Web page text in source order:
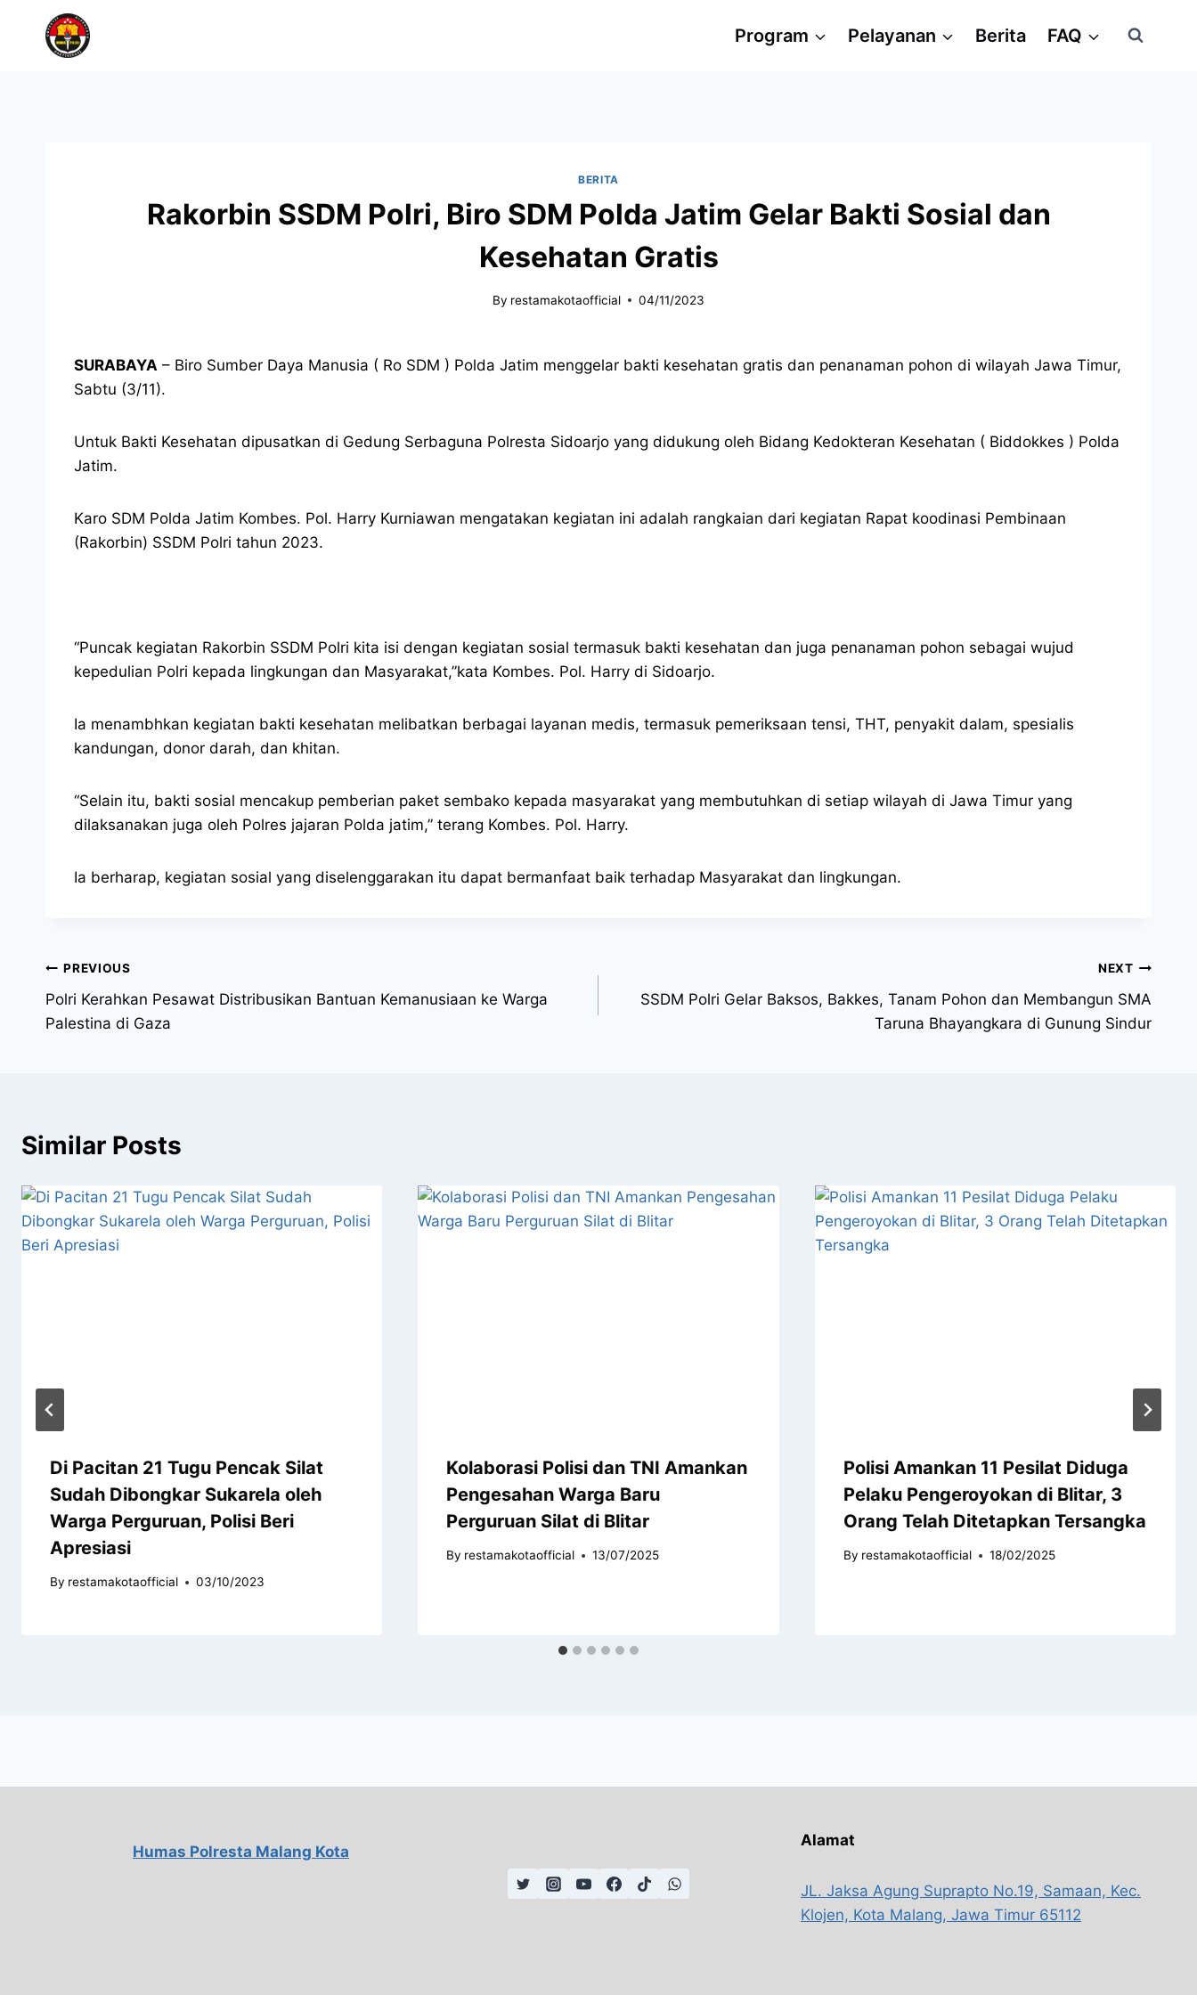
Program Pelayanan Berita FAQ
BERITA
Rakorbin SSDM Polri, Biro SDM Polda Jatim Gelar Bakti Sosial dan
Kesehatan Gratis
By restamakotaofficial 04/11/2023
SURABAYA – Biro Sumber Daya Manusia ( Ro SDM ) Polda Jatim menggelar bakti kesehatan gratis dan penanaman pohon di wilayah Jawa Timur,
Sabtu (3/11).
Untuk Bakti Kesehatan dipusatkan di Gedung Serbaguna Polresta Sidoarjo yang didukung oleh Bidang Kedokteran Kesehatan ( Biddokkes ) Polda
Jatim.
Karo SDM Polda Jatim Kombes. Pol. Harry Kurniawan mengatakan kegiatan ini adalah rangkaian dari kegiatan Rapat koodinasi Pembinaan
(Rakorbin) SSDM Polri tahun 2023.
“Puncak kegiatan Rakorbin SSDM Polri kita isi dengan kegiatan sosial termasuk bakti kesehatan dan juga penanaman pohon sebagai wujud
kepedulian Polri kepada lingkungan dan Masyarakat,”kata Kombes. Pol. Harry di Sidoarjo.
Ia menambhkan kegiatan bakti kesehatan melibatkan berbagai layanan medis, termasuk pemeriksaan tensi, THT, penyakit dalam, spesialis
kandungan, donor darah, dan khitan.
“Selain itu, bakti sosial mencakup pemberian paket sembako kepada masyarakat yang membutuhkan di setiap wilayah di Jawa Timur yang
dilaksanakan juga oleh Polres jajaran Polda jatim,” terang Kombes. Pol. Harry.
Ia berharap, kegiatan sosial yang diselenggarakan itu dapat bermanfaat baik terhadap Masyarakat dan lingkungan.
PREVIOUS
Polri Kerahkan Pesawat Distribusikan Bantuan Kemanusiaan ke Warga
Palestina di Gaza
NEXT
SSDM Polri Gelar Baksos, Bakkes, Tanam Pohon dan Membangun SMA
Taruna Bhayangkara di Gunung Sindur
Similar Posts
Di Pacitan 21 Tugu Pencak Silat
Sudah Dibongkar Sukarela oleh
Warga Perguruan, Polisi Beri
Apresiasi
By restamakotaofficial 03/10/2023
Kolaborasi Polisi dan TNI Amankan
Pengesahan Warga Baru
Perguruan Silat di Blitar
By restamakotaofficial 13/07/2025
Polisi Amankan 11 Pesilat Diduga
Pelaku Pengeroyokan di Blitar, 3
Orang Telah Ditetapkan Tersangka
By restamakotaofficial 18/02/2025
Humas Polresta Malang Kota
Alamat
JL. Jaksa Agung Suprapto No.19, Samaan, Kec.
Klojen, Kota Malang, Jawa Timur 65112